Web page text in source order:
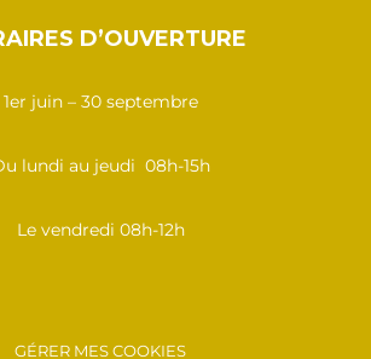
D’OUVERTURE
1er juin – 30 septembre
lundi au jeudi 08h-15h
Le vendredi 08h-12h
GÉRER MES COOKIES